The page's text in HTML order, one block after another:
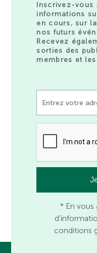
Inscrivez-vous
informations
en cours, sur
nos futurs
Recevez
sorties des
membres et
* En vous
conditions